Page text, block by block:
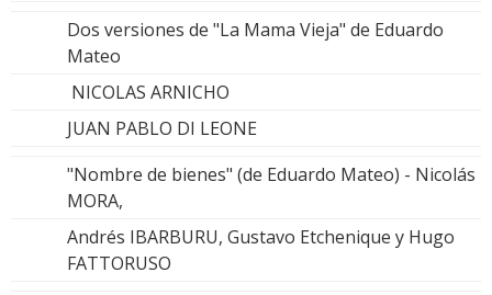
Dos versiones de "La Mama Vieja" de Eduardo
Mateo
NICOLAS ARNICHO
JUAN PABLO DI LEONE
"Nombre de bienes" (de Eduardo Mateo) - Nicolás
MORA,
Andrés IBARBURU, Gustavo Etchenique y Hugo
FATTORUSO